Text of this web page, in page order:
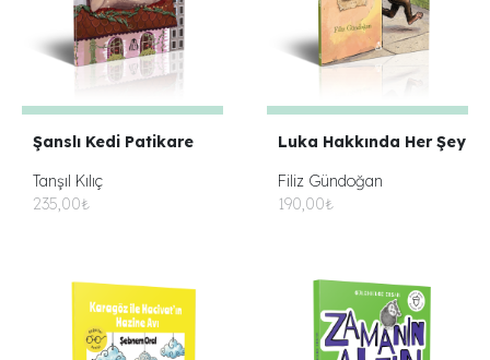
Şanslı Kedi Patikare
Tanşıl Kılıç
235,00₺
Luka Hakkında Her Şey
Filiz Gündoğan
190,00₺